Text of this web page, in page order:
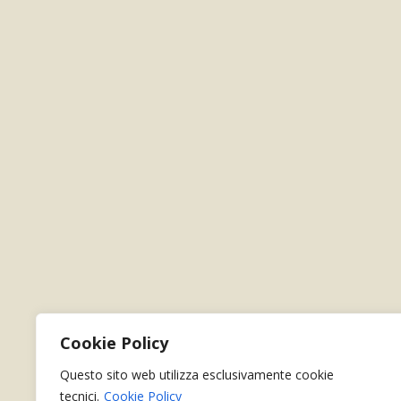
Cookie Policy
Questo sito web utilizza esclusivamente cookie
tecnici. Cookie Policy